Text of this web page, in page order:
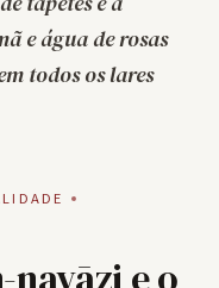
e água de rosas
todos os lares